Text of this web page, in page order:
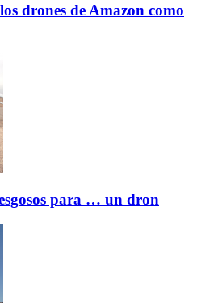
drones de Amazon como
para … un dron